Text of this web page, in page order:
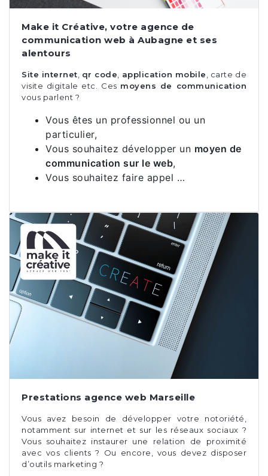
Make it Créative, votre agence de
communication web à Aubagne et ses
alentours
Site internet qr code application mobile
, carte de
visite digitale etc. Ces moyens de communication
vous parlent ?
Vous êtes un professionnel ou un
particulier,
Vous souhaitez développer un moyen de
communication sur le web,
Vous souhaitez faire appel …
Prestations agence web Marseille
Vous avez besoin de développer votre notoriété,
notamment sur internet et sur les réseaux sociaux ?
Vous souhaitez instaurer une relation de proximité
avec vos clients ? Ou encore, vous devez disposer
d’outils marketing ?